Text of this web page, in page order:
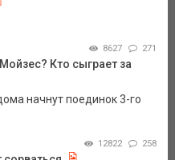
8627 271
Кто сыграет за
начнут поединок 3-го
12822 258